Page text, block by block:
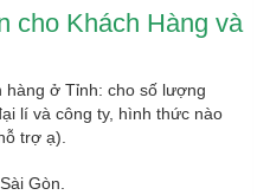
cho Khách Hàng và
hàng ở Tỉnh: cho số lượng
lí và công ty, hình thức nào
trợ ạ).
Gòn.